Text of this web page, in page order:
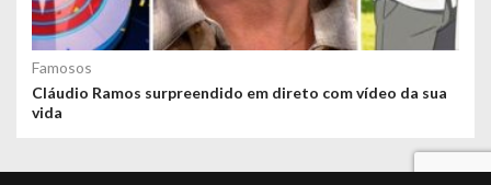
Famosos
Cláudio Ramos surpreendido em direto com vídeo da sua
vida